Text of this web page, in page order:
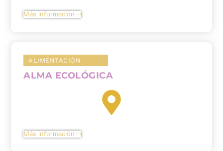
Más información
ALIMENTACIÓN
ALMA ECOLÓGICA
Más información